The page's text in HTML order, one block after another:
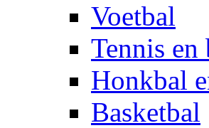
Voetbal
Tennis
Honkbal
Basketbal